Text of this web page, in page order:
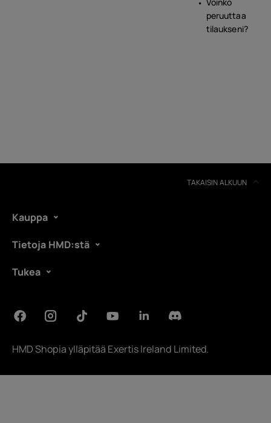
peruuttaa
tilaukseni?
TAKAISIN ALKUUN
Kauppa
Tietoja HMD:stä
Tukea
HMD Shopia ylläpitää Exertis Ireland Limited.